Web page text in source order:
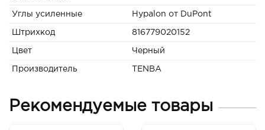
Углы усиленные Hypalon от DuPont
Штрихкод 816779020152
Цвет Черный
Производитель TENBA
Рекомендуемые товары